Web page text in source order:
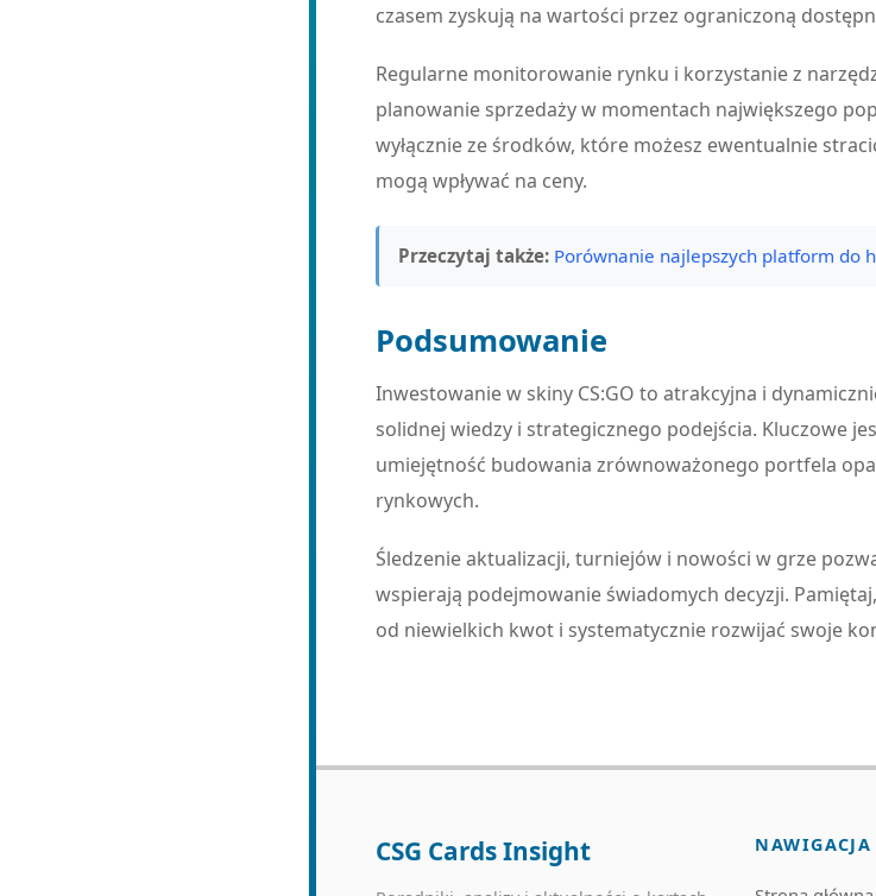
czasem zyskują na wartości przez ograniczoną
Regularne monitorowanie rynku i korzystanie z
planowanie sprzedaży w momentach największego
wyłącznie ze środków, które możesz ewentualnie
mogą wpływać na ceny.
Przeczytaj także: Porównanie najlepszych platform do
Podsumowanie
Inwestowanie w skiny CS:GO to atrakcyjna i
solidnej wiedzy i strategicznego podejścia. Kluczowe
umiejętność budowania zrównoważonego portfela
rynkowych.
Śledzenie aktualizacji, turniejów i nowości w grze
wspierają podejmowanie świadomych decyzji.
od niewielkich kwot i systematycznie rozwijać swoje
CSG Cards Insight NAWIGACJA